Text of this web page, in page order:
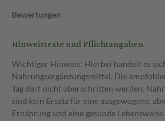
Bewertungen
Hinweistexte und Pflichtangaben
Wichtiger Hinweis: Hierbei handelt es
Nahrungsergänzungsmittel. Die
Tag darf nicht überschritten werden.
sind kein Ersatz für eine ausgewogene,
Ernährung und eine gesunde